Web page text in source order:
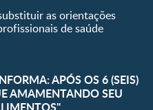
as orientações
de saúde
APÓS OS 6 (SEIS)
AMAMENTANDO SEU